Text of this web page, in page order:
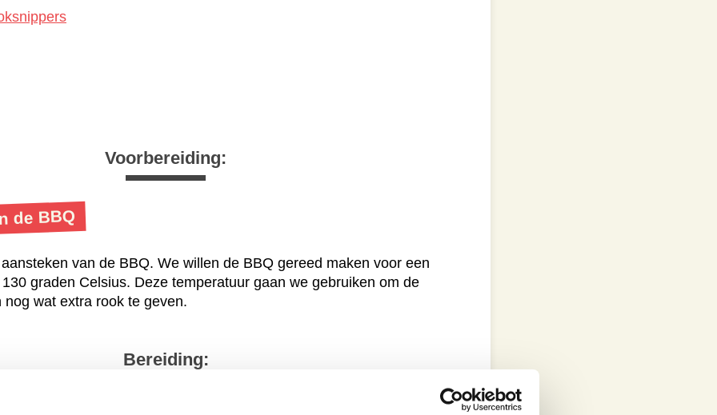
Voorbereiding:
de BBQ
van de BBQ. We willen de BBQ gereed maken voor een
graden Celsius. Deze temperatuur gaan we gebruiken om de
wat extra rook te geven.
Bereiding: